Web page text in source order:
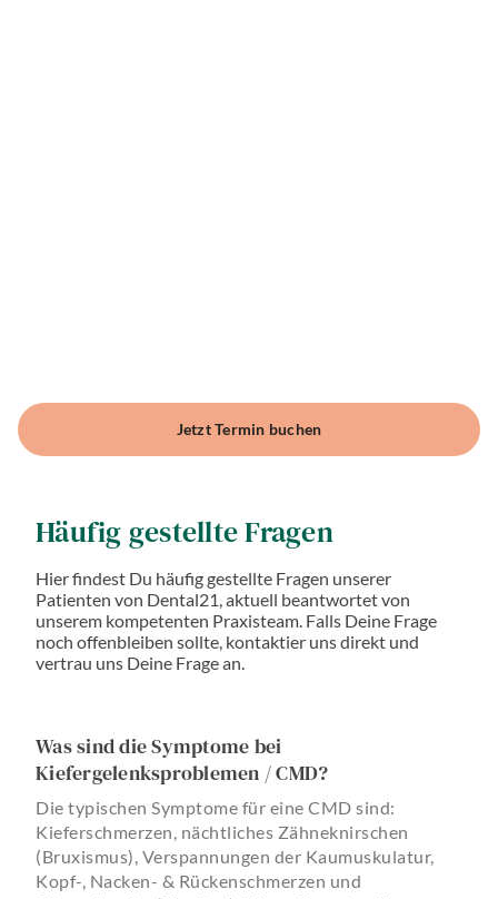
Jetzt Termin buchen
Häufig gestellte Fragen
Hier findest Du häufig gestellte Fragen unserer
Patienten von Dental21, aktuell beantwortet von
unserem kompetenten Praxisteam. Falls Deine Frage
noch offenbleiben sollte, kontaktier uns direkt und
vertrau uns Deine Frage an.
Was sind die Symptome bei
Kiefergelenksproblemen / CMD?
Die typischen Symptome für eine CMD sind:
Kieferschmerzen, nächtliches Zähneknirschen
(Bruxismus), Verspannungen der Kaumuskulatur,
Kopf-, Nacken- & Rückenschmerzen und